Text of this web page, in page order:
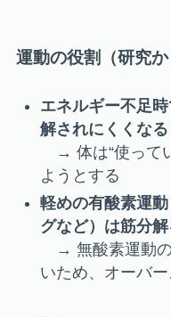
運動の役割（研究か
エネルギー不足
解されにくくなる
→ 体は“使って
ようとする
軽めの有酸素運
グなど）は筋分
→ 無酸素運動の
いため、オーバ